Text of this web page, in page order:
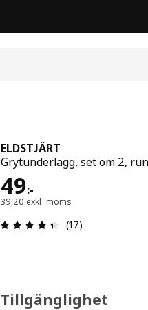
ELDSTJÄRT
Grytunderlägg, set om 2,
49:-
Pris 49:-
39,20 exkl. moms
Recension: 4.4
(17)
Tillgänglighet